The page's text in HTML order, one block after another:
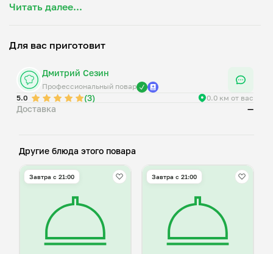
Читать далее...
Для вас приготовит
Дмитрий Сезин
Профессиональный повар
5.0
(3) 0.0 км от вас
Доставка —
Другие блюда этого повара
Завтра c 21:00 Завтра c 21:00